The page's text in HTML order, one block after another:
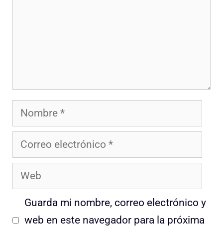
Nombre
Correo
electrónico
Web
Guarda mi nombre, correo electrónico y
web en este navegador para la próxima